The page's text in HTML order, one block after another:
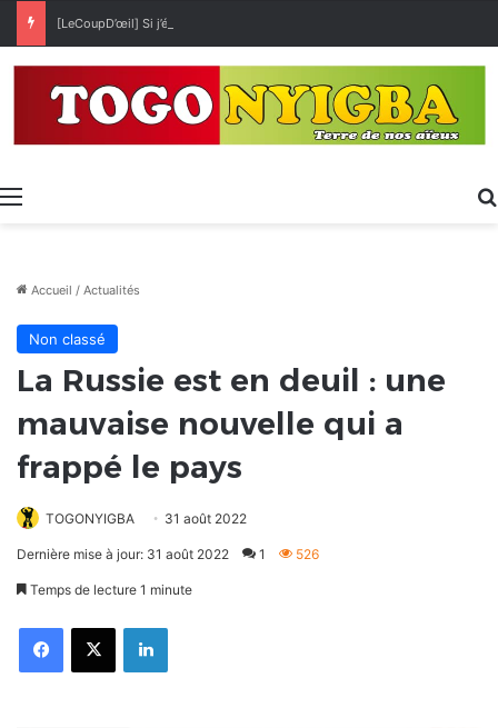
[LeCoupD’œil] Si j’étais président, ce que je ferai des « Évalas »
Menu
Accueil / Actualités
Non classé
La Russie est en deuil : une
mauvaise nouvelle qui a
frappé le pays
TOGONYIGBA 31 août 2022
Dernière mise à jour: 31 août 2022 1 526
Temps de lecture 1 minute
FacebookX Linkedin